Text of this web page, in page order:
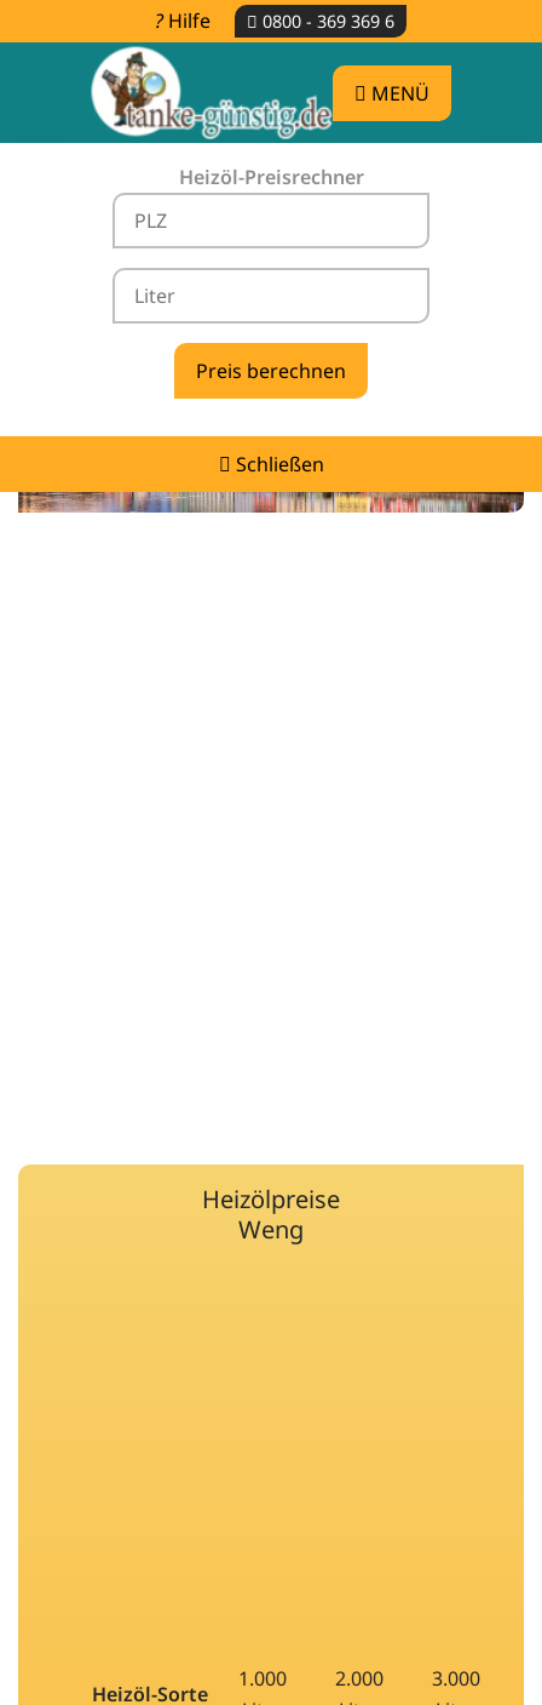
Hilfe 0800 - 369 369 6
MENÜ
Heizöl-Preisrechner
Schließen
Heizölpreise Weng -
vergleichen & günstig tanken
Heizölpreise
Weng
Heizöl-Sorte
1.000
2.000
3.000